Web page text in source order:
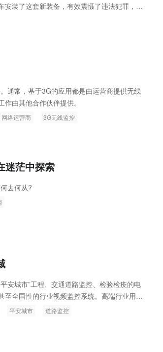
装了这套新装备，有效震慑了违法犯罪，治
系统具有多种功能。
通常，基于3G的应用都是由运营商提供无线
由其他合作伙伴提供。
网络运营商 3G无线监控
茫中探索
去何从?
安城市”工程、交通道路监控、检验检疫的电
全国性的行业视频监控系统。高端行业用户
其对监控系统的要求很高，不仅包括了有线
平安城市 道路监控